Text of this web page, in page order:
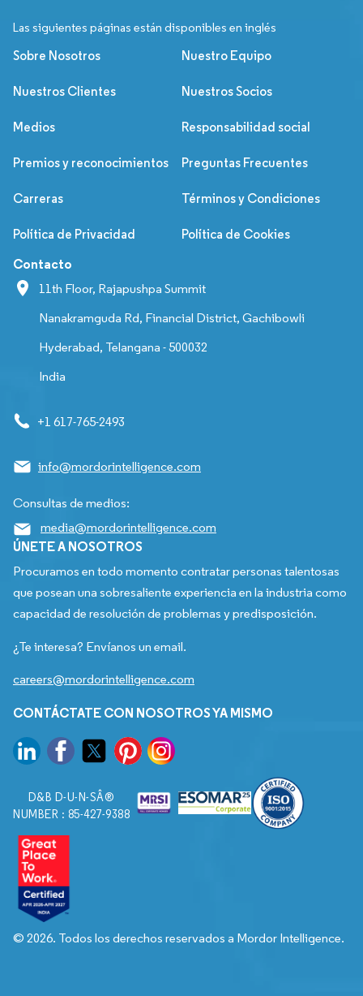
Las siguientes páginas están disponibles en inglés
Sobre Nosotros Nuestro Equipo
Nuestros Clientes Nuestros Socios
Medios Responsabilidad social
Premios y reconocimientos Preguntas Frecuentes
Carreras Términos y Condiciones
Política de Privacidad Política de Cookies
Contacto
11th Floor, Rajapushpa Summit
Nanakramguda Rd, Financial District, Gachibowli
Hyderabad, Telangana - 500032
India
+1 617-765-2493
info@mordorintelligence.com
Consultas de medios:
media@mordorintelligence.com
ÚNETE A NOSOTROS
Procuramos en todo momento contratar personas talentosas
que posean una sobresaliente experiencia en la industria como
capacidad de resolución de problemas y predisposición.
¿Te interesa? Envíanos un email.
careers@mordorintelligence.com
CONTÁCTATE CON NOSOTROS YA MISMO
D&B D-U-N-SÂ®
NUMBER : 85-427-9388
© 2026. Todos los derechos reservados a Mordor Intelligence.